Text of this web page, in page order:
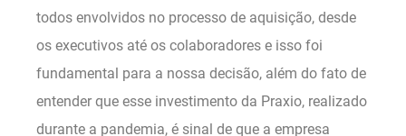
todos envolvidos no processo de aquisição, desde
os executivos até os colaboradores e isso foi
fundamental para a nossa decisão, além do fato de
entender que esse investimento da Praxio, realizado
durante a pandemia, é sinal de que a empresa